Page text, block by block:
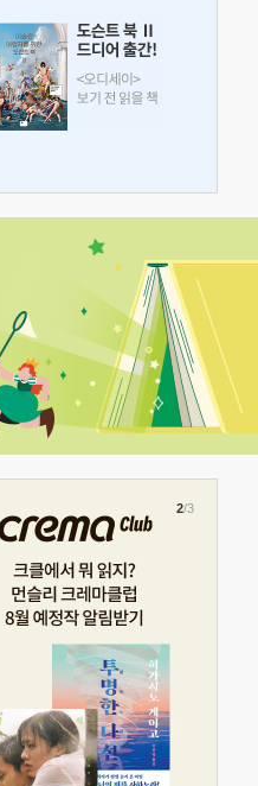
2/3